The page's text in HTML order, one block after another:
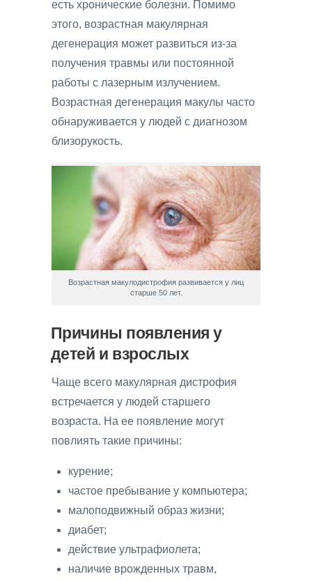
есть хронические болезни. Помимо
этого, возрастная макулярная
дегенерация может развиться из-за
получения травмы или постоянной
работы с лазерным излучением.
Возрастная дегенерация макулы часто
обнаруживается у людей с диагнозом
близорукость.
Возрастная макулодистрофия развивается у лиц
старше 50 лет.
Причины появления у
детей и взрослых
Чаще всего макулярная дистрофия
встречается у людей старшего
возраста. На ее появление могут
повлиять такие причины:
курение;
частое пребывание у компьютера;
малоподвижный образ жизни;
диабет;
действие ультрафиолета;
наличие врожденных травм,